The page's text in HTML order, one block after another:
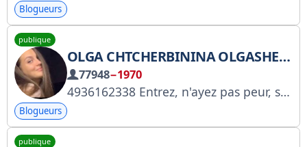
Blogueurs
publique
OLGA CHTCHERBININA OLGASHERBININA88
77948−1970
4936162338 Entrez, n'ayez pas peur, sortez, ne pleurez pas. 18+. Interdit aux personnes haineuses. Mon application personnelle : https://play.google.com/store/apps/details?id=com.rsgroupe.iblogger. Licence RKN : https://knd.gov.ru/license?id=676f401b8e552d6b5437adba®istryType=bloggersPerm
Blogueurs
publique